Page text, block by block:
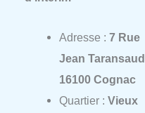
Adresse : 7 Rue
Jean Taransaud,
16100 Cognac
Quartier : Vieux